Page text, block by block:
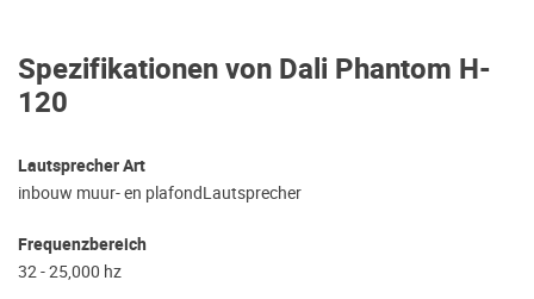
Spezifikationen von Dali Phantom H-
120
Lautsprecher Art
inbouw muur- en plafondLautsprecher
Frequenzbereich
32 - 25,000 hz